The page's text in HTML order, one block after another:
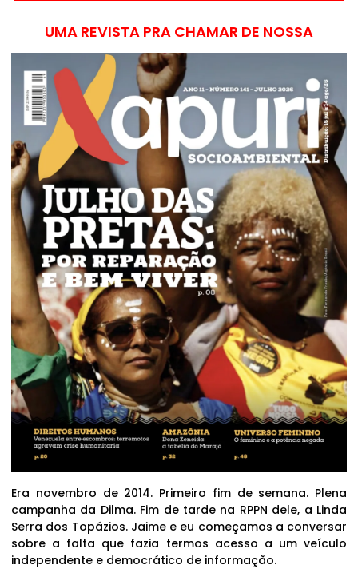
UMA REVISTA PRA CHAMAR DE NOSSA
Era novembro de 2014. Primeiro fim de semana. Plena
campanha da Dilma. Fim de tarde na RPPN dele, a Linda
Serra dos Topázios. Jaime e eu começamos a conversar
sobre a falta que fazia termos acesso a um veículo
independente e democrático de informação.